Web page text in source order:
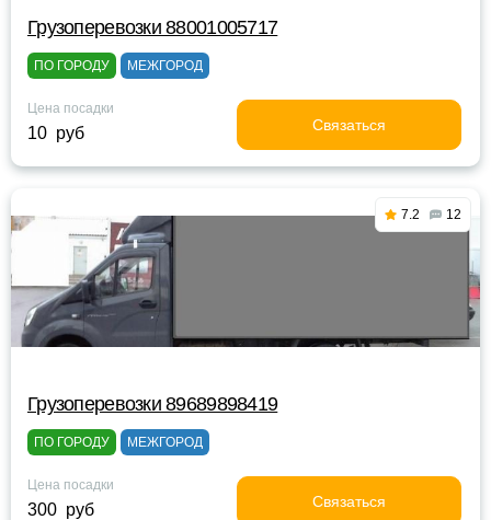
Грузоперевозки 88001005717
ПО ГОРОДУ МЕЖГОРОД
Цена посадки
10 руб Связаться
7.2 12
Грузоперевозки 89689898419
ПО ГОРОДУ МЕЖГОРОД
Цена посадки
300 руб Связаться